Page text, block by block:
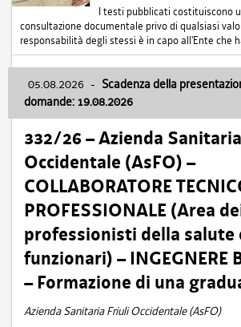
I testi pubblicati costituiscono
consultazione documentale privo di qualsiasi
responsabilità degli stessi è in capo all'Ente che
05.08.2026 - Scadenza della
domande: 19.08.2026
332/26 – Azienda
Occidentale (AsFO) –
COLLABORATORE
PROFESSIONALE (Area
professionisti della salute
funzionari) – INGEGNERE
– Formazione di una
Azienda Sanitaria Friuli Occidentale (AsFO)